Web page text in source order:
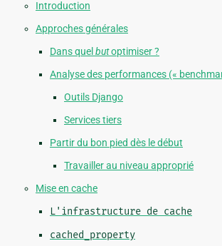
Introduction
Approches générales
Dans quel butoptimiser ?
Analyse des performances («
Outils Django
Services tiers
Partir du bon pied dès le début
Travailler au niveau approprié
Mise en cache
L'infrastructure de cache
cached_property